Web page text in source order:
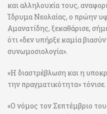
και αλληλουχία τους,
Ίδρυμα Νεολαίας, ο πρώην
Αμανατίδης, ξεκαθάρισε,
ότι «δεν υπήρξε καμία
συνωμοσιολογία».
«Η διαστρέβλωση και η
την πραγματικότητα» τόνισε.
«Ο νόμος τον Σεπτέμβριο του